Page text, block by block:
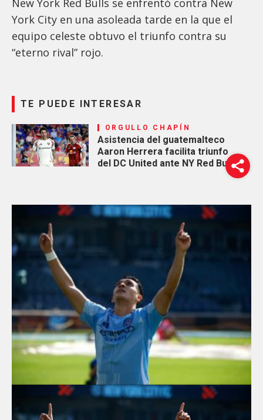
New York Red Bulls se enfrentó contra New
York City en una asoleada tarde en la que el
equipo celeste obtuvo el triunfo contra su
“eterno rival” rojo.
TE PUEDE INTERESAR
ORGULLO CHAPÍN
Asistencia del guatemalteco
Aaron Herrera facilita triunfo
del DC United ante NY Red Bulls